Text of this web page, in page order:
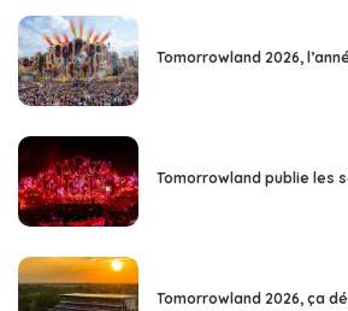
Tomorrowland 2026,
Tomorrowland publie les
Tomorrowland 2026, ça